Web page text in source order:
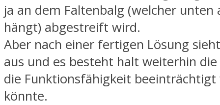
ja an dem Faltenbalg (welcher
hängt) abgestreift wird.
Aber nach einer fertigen Lösung
aus und es besteht halt weiterhin
die Funktionsfähigkeit beeinträchtigt
könnte.